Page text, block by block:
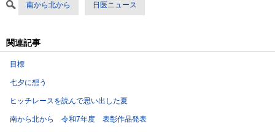
南から北から 日医ニュース
関連記事
目標
七夕に想う
ヒッチレースを読んで思い出した夏
南から北から 令和7年度 表彰作品発表